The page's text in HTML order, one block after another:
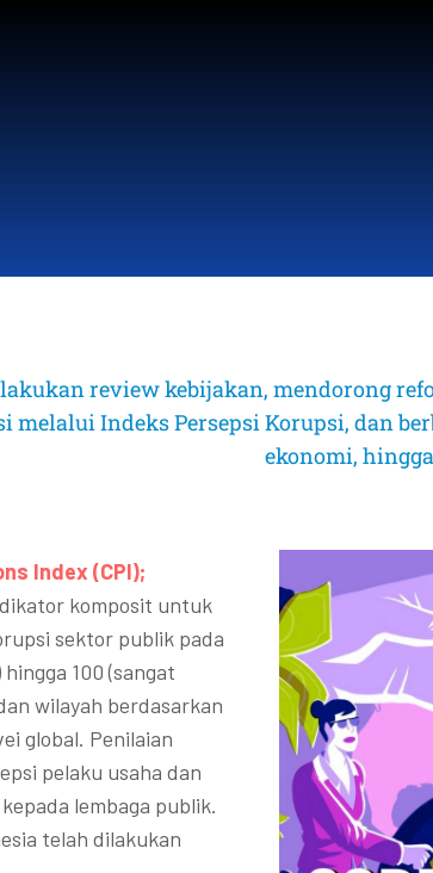
review kebijakan, mendorong
melalui Indeks Persepsi Korupsi, dan
ekonomi,
Index (CPI);
komposit untuk
sektor publik pada
100 (sangat
wilayah berdasarkan
global. Penilaian
pelaku usaha dan
lembaga publik.
telah dilakukan